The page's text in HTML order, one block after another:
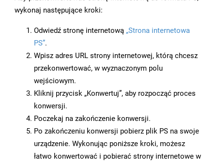
wykonaj następujące kroki:
Odwiedź stronę internetową „Strona internetowa
PS”.
Wpisz adres URL strony internetowej, którą chcesz
przekonwertować, w wyznaczonym polu
wejściowym.
Kliknij przycisk „Konwertuj”, aby rozpocząć proces
konwersji.
Poczekaj na zakończenie konwersji.
Po zakończeniu konwersji pobierz plik PS na swoje
urządzenie. Wykonując poniższe kroki, możesz
łatwo konwertować i pobierać strony internetowe w